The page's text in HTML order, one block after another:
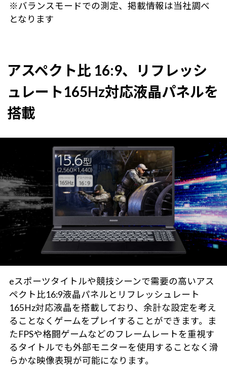
※バランスモードでの測定、掲載情報は当社調べ
となります
アスペクト比 16:9、リフレッシ
ュレート165Hz対応液晶パネルを
搭載
eスポーツタイトルや競技シーンで需要の高いアス
ペクト比16:9液晶パネルとリフレッシュレート
165Hz対応液晶を搭載しており、余計な設定を考え
ることなくゲームをプレイすることができます。ま
たFPSや格闘ゲームなどのフレームレートを重視す
るタイトルでも外部モニターを使用することなく滑
らかな映像表現が可能になります。